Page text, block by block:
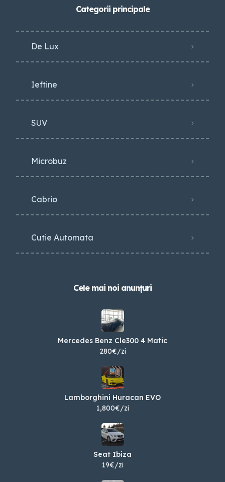
Categorii principale
De Lux
Ieftine
SUV
Microbuz
Cabrio
Cutie Automata
Cele mai noi anunțuri
Mercedes Benz Cle300 4 Matic
280€/zi
Lamborghini Huracan EVO
1,800€/zi
Seat Ibiza
19€/zi